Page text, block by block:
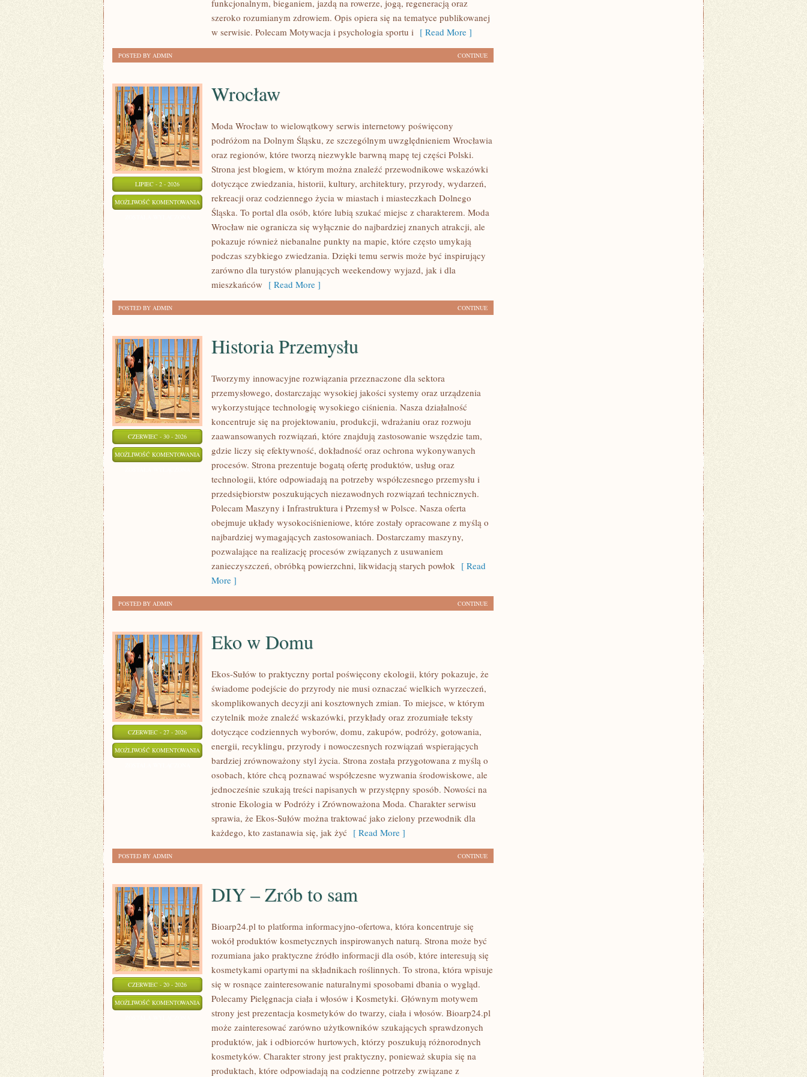
funkcjonalnym, bieganiem, jazdą na rowerze, jogą, regeneracją oraz
szeroko rozumianym zdrowiem. Opis opiera się na tematyce publikowanej
w serwisie. Polecam Motywacja i psychologia sportu i [ Read More ]
CONTINUE
POSTED BY ADMIN
LIPIEC - 2 - 2026
MOŻLIWOŚĆ KOMENTOWANIA WROCŁAW
Wrocław
Moda Wrocław to wielowątkowy serwis internetowy poświęcony
podróżom na Dolnym Śląsku, ze szczególnym uwzględnieniem Wrocławia
oraz regionów, które tworzą niezwykle barwną mapę tej części Polski.
Strona jest blogiem, w którym można znaleźć przewodnikowe wskazówki
dotyczące zwiedzania, historii, kultury, architektury, przyrody, wydarzeń,
rekreacji oraz codziennego życia w miastach i miasteczkach Dolnego
Śląska. To portal dla osób, które lubią szukać miejsc z charakterem. Moda
Wrocław nie ogranicza się wyłącznie do najbardziej znanych atrakcji, ale
pokazuje również niebanalne punkty na mapie, które często umykają
podczas szybkiego zwiedzania. Dzięki temu serwis może być inspirujący
zarówno dla turystów planujących weekendowy wyjazd, jak i dla
mieszkańców [ Read More ]
CONTINUE
POSTED BY ADMIN
CZERWIEC - 30 - 2026
MOŻLIWOŚĆ KOMENTOWANIA HISTORIA
PRZEMYSŁU
Historia Przemysłu
Tworzymy innowacyjne rozwiązania przeznaczone dla sektora
przemysłowego, dostarczając wysokiej jakości systemy oraz urządzenia
wykorzystujące technologię wysokiego ciśnienia. Nasza działalność
koncentruje się na projektowaniu, produkcji, wdrażaniu oraz rozwoju
zaawansowanych rozwiązań, które znajdują zastosowanie wszędzie tam,
gdzie liczy się efektywność, dokładność oraz ochrona wykonywanych
procesów. Strona prezentuje bogatą ofertę produktów, usług oraz
technologii, które odpowiadają na potrzeby współczesnego przemysłu i
przedsiębiorstw poszukujących niezawodnych rozwiązań technicznych.
Polecam Maszyny i Infrastruktura i Przemysł w Polsce. Nasza oferta
obejmuje układy wysokociśnieniowe, które zostały opracowane z myślą o
najbardziej wymagających zastosowaniach. Dostarczamy maszyny,
pozwalające na realizację procesów związanych z usuwaniem
zanieczyszczeń, obróbką powierzchni, likwidacją starych powłok [ Read
More ]
CONTINUE
POSTED BY ADMIN
CZERWIEC - 27 - 2026
MOŻLIWOŚĆ KOMENTOWANIA
DOMU
Eko w Domu
Ekos-Sułów to praktyczny portal poświęcony ekologii, który pokazuje, że
świadome podejście do przyrody nie musi oznaczać wielkich wyrzeczeń,
skomplikowanych decyzji ani kosztownych zmian. To miejsce, w którym
czytelnik może znaleźć wskazówki, przykłady oraz zrozumiałe teksty
dotyczące codziennych wyborów, domu, zakupów, podróży, gotowania,
energii, recyklingu, przyrody i nowoczesnych rozwiązań wspierających
bardziej zrównoważony styl życia. Strona została przygotowana z myślą o
osobach, które chcą poznawać współczesne wyzwania środowiskowe, ale
jednocześnie szukają treści napisanych w przystępny sposób. Nowości na
stronie Ekologia w Podróży i Zrównoważona Moda. Charakter serwisu
sprawia, że Ekos-Sułów można traktować jako zielony przewodnik dla
każdego, kto zastanawia się, jak żyć [ Read More ]
CONTINUE
POSTED BY ADMIN
CZERWIEC - 20 - 2026
MOŻLIWOŚĆ KOMENTOWANIA
ZRÓB
SAM
DIY – Zrób to sam
Bioarp24.pl to platforma informacyjno-ofertowa, która koncentruje się
wokół produktów kosmetycznych inspirowanych naturą. Strona może być
rozumiana jako praktyczne źródło informacji dla osób, które interesują się
kosmetykami opartymi na składnikach roślinnych. To strona, która wpisuje
się w rosnące zainteresowanie naturalnymi sposobami dbania o wygląd.
Polecamy Pielęgnacja ciała i włosów i Kosmetyki. Głównym motywem
strony jest prezentacja kosmetyków do twarzy, ciała i włosów. Bioarp24.pl
może zainteresować zarówno użytkowników szukających sprawdzonych
produktów, jak i odbiorców hurtowych, którzy poszukują różnorodnych
kosmetyków. Charakter strony jest praktyczny, ponieważ skupia się na
produktach, które odpowiadają na codzienne potrzeby związane z